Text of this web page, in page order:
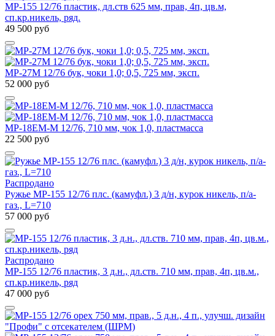
МР-155 12/76 пластик, дл.ств 625 мм, прав, 4п, цв.м,
сп.кр.никель, ряд.
49 500 руб
МР-27М 12/76 бук, чоки 1,0; 0,5, 725 мм, эксп.
52 000 руб
МР-18ЕМ-М 12/76, 710 мм, чок 1,0, пластмасса
22 500 руб
Распродано
Ружье МР-155 12/76 плс. (камуфл.) 3 д/н, курок никель, п/а-
газ., L=710
57 000 руб
Распродано
МР-155 12/76 пластик, 3 д.н., дл.ств. 710 мм, прав, 4п, цв.м.,
сп.кр.никель, ряд
47 000 руб